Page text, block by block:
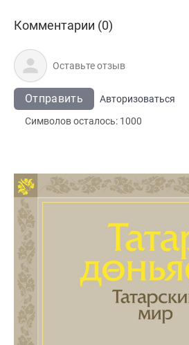
Комментарии (0)
Отправить
Авторизоваться
Символов осталось: 1000